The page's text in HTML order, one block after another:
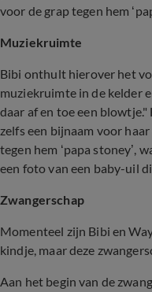
voor de grap tegen hem
Muziekruimte
Bibi onthult hierover het
muziekruimte in de kelder
daar af en toe een
zelfs een bijnaam voor
tegen hem ‘papa stoney’,
een foto van een baby-uil
Zwangerschap
Momenteel zijn Bibi en
kindje, maar deze
Aan het begin van de